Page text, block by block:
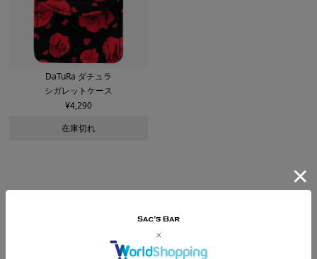
DaTuRa ダチュラ
シガレットケース
¥4,290
在庫切れ